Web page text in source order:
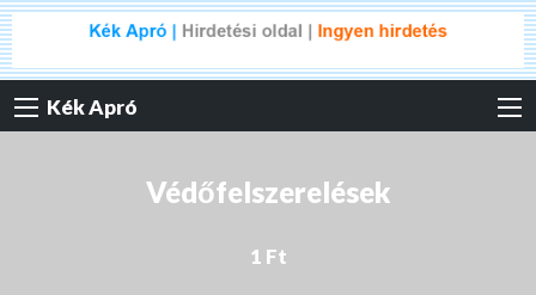
Kék Apró
Védőfelszerelések
1 Ft